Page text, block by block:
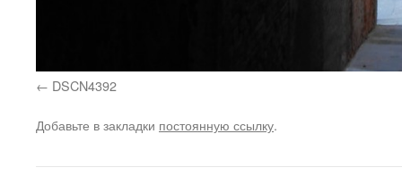
DSCN4392
Добавьте в закладки постоянную ссылку.